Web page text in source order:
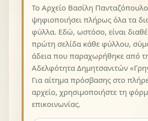
Το Αρχείο Βασίλη
ψηφιοποιήσει πλήρως όλα τα
φύλλα. Εδώ, ωστόσο, είναι
πρώτη σελίδα κάθε φύλλου,
άδεια που παραχωρήθηκε από
Αδελφότητα Δημητσανιτών
Για αίτημα πρόσβασης στο
αρχείο, χρησιμοποιήστε τη
επικοινωνίας.